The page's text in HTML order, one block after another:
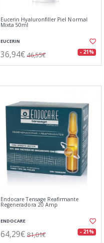
Eucerin Hyaluronfiller Piel Normal
Mixta 50ml
EUCERIN
36,94€ 46,55€ - 21%
Endocare Tensage Reafirmante
Regeneradora 20 Amp
ENDOCARE
64,29€ 81,01€ - 21%